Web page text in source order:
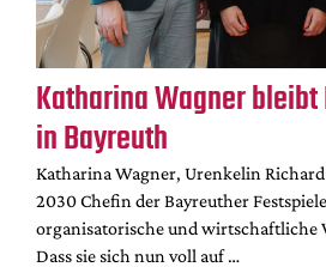
Katharina Wagner
in Bayreuth
Katharina Wagner, Urenkelin
2030 Chefin der Bayreuther
organisatorische und wirtschaftliche
Dass sie sich nun voll auf …